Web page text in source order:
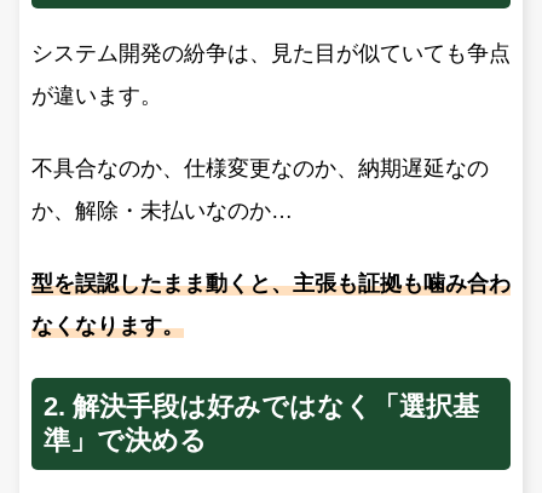
システム開発の紛争は、見た目が似ていても争点
が違います。
不具合なのか、仕様変更なのか、納期遅延なの
か、解除・未払いなのか…
型を誤認したまま動くと、主張も証拠も噛み合わ
なくなります。
2. 解決手段は好みではなく「選択基
準」で決める